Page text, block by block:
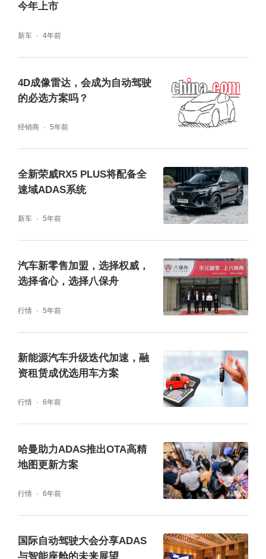
‘SVNet’相比现有的ADAS方案拥有差异化的优
90%以上的市场份额，但因为制造商需要从硬
件到软件购买全套的产品，给汽车制造商造成
经济负担。但是‘SVNet’ 可以从Stradvision单
的，但SVNet可以按照顾客需求提供驱动软
件。并且SVNet是在NVIDIA，Qualcomm，R
ENESAS等主要半导体公司的SoC上驱动，可
近期StradVision公开了活用LiDAR(Light Dete
ction and Ranging)感应器的高端软件技术，
并且实现了以更加低廉的费用将‘SVNet’的自动
驾驶技术安装到汽车芯片组驱动的技术。此次
的技术开发活用了相机和LiDAR干音后期融合
技术的优化，公司解释说，这将是现实化完整
今年上市
新车 4年前
4D成像雷达，会成为自动驾驶
的必选方案吗？
经销商 5年前
全新荣威RX5 PLUS将配备全
速域ADAS系统
新车 5年前
汽车新零售加盟，选择权威，
选择省心，选择八保舟
行情 5年前
新能源汽车升级迭代加速，融
资租赁成优选用车方案
行情 6年前
哈曼助力ADAS推出OTA高精
地图更新方案
行情 6年前
国际自动驾驶大会分享ADAS
与智能座舱的未来展望